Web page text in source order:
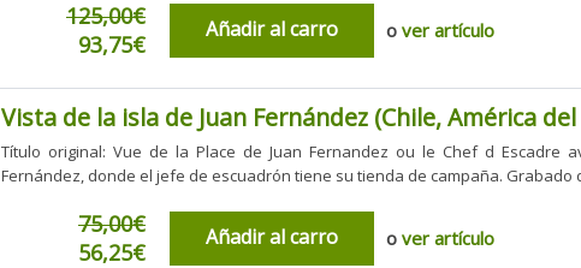
125,00€
93,75€
Añadir al carro o ver artículo
Vista de la isla de Juan Fernández (Chile, América
Título original: Vue de la Place de Juan Fernandez ou le Chef d Escadre
Fernández, donde el jefe de escuadrón tiene su tienda de campaña.
75,00€
56,25€
Añadir al carro o ver artículo